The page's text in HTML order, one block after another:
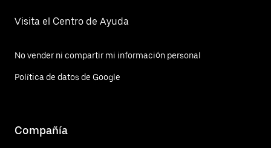
Visita el Centro de Ayuda
No vender ni compartir mi información personal
Política de datos de Google
Compañía